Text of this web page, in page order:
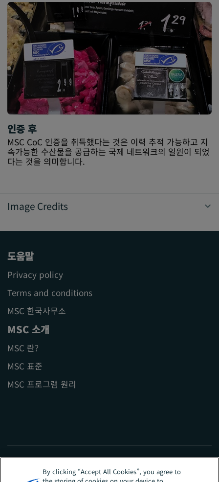
인증 후
MSC CoC 인증을 취득했다는 것은 이력 추적 가능하고 지
속가능한 수산물을 공급하는 국제 네트워크의 일원이 되었
다는 것을 의미합니다.
Image Credits
도움말
Privacy policy
Terms and conditions
MSC 한국사무소
MSC 소개
MSC 란?
MSC 표준
MSC 프로그램 원리
By clicking “Accept All Cookies”, you agree to